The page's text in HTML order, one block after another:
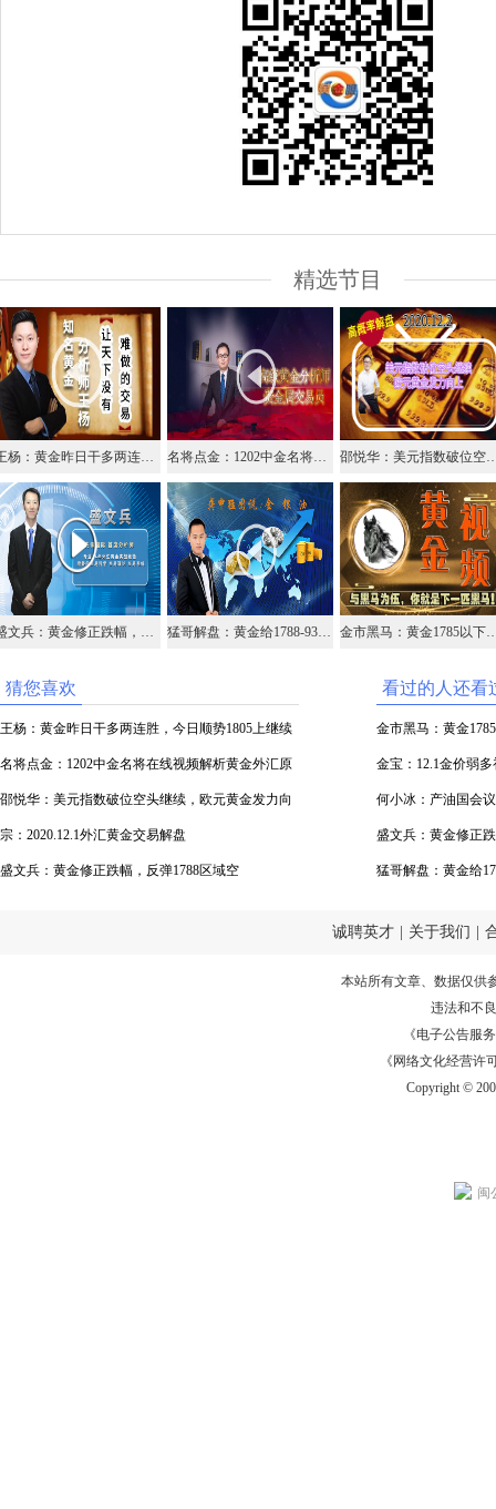
精选节目
王杨：黄金昨日干多两连胜，今日顺势1805上继续多！ 名将点金：1202中金名将在线视频解析黄金外汇原油 邵悦华：美元指数破位空头
盛文兵：黄金修正跌幅，反弹1788区域空 猛哥解盘：黄金给1788-93间继续空，原油守44.6继续多 金市黑马：黄金
猜您喜欢
王杨：黄金昨日干多两连胜，今日顺势1805上继续
多！
名将点金：1202中金名将在线视频解析黄金外汇原
油
邵悦华：美元指数破位空头继续，欧元黄金发力向
上
宗：2020.12.1外汇黄金交易解盘
盛文兵：黄金修正跌幅，反弹1788区域空
看过的人还看
金市黑马：黄金
金宝：12.1金价弱
何小冰：产油国会
盛文兵：黄金修正
猛哥解盘：黄金给
诚聘英才 关于我们
本站所有文章、数据仅供
违法和不
《电子公告服务
《网络文化经营许
Copyright ©
闽